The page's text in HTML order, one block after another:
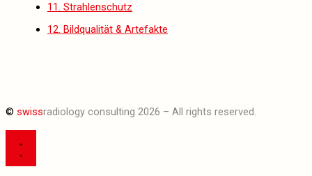
11. Strahlenschutz
12. Bildqualität & Artefakte
© swissradiology consulting 2026 – All rights reserved.